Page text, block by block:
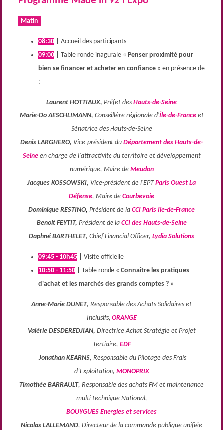
Matin
08:30
Accueil des participants
09:00
Table ronde inagurale « Penser proximité pour
bien se financer et acheter en confiance » en présence de
:
Laurent HOTTIAUX, Préfet des Hauts-de-Seine
Marie-Do AESCHLIMANN, Conseillère régionale d'Île-de-France et
Sénatrice des Hauts-de-Seine
Denis LARGHERO, Vice-président du Département des Hauts-de-
Seineen charge de l'attractivité du territoire et développement
numérique, Maire de Meudon
Jacques KOSSOWSKI, Vice-président de l'EPTParis Ouest La
Défense, Maire de Courbevoie
Dominique RESTINO, Président de la CCI Paris Ile-de-France
Benoit FEYTIT, Président de la CCI des Hauts-de-Seine
Daphné BARTHELET, Chief Financial Officer, Lydia Solutions
09:45 - 10h45
Visite officielle
10:50 - 11:50
Table ronde « Connaître les pratiques
d'achat et les marchés des grands comptes ? »
Anne-Marie DUNET, Responsable des Achats Solidaires et
Inclusifs, ORANGE
Valérie DESDEREDJIAN, Directrice Achat Stratégie et Projet
Tertiaire, EDF
Jonathan KEARNS, Responsable du Pilotage des Frais
d’Exploitation, MONOPRIX
Timothée BARRAULT, Responsable des achats FM et maintenance
multi technique National,
BOUYGUES Energies et services
Nicolas LALLEMAND, Directeur de la commande publique unifiée